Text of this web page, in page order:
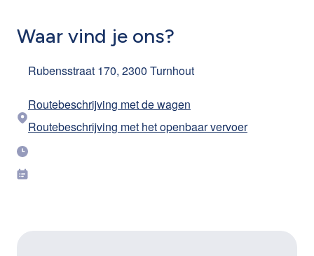
Waar vind je ons?
Rubensstraat 170, 2300 Turnhout
Routebeschrijving met de wagen
Routebeschrijving met het openbaar vervoer